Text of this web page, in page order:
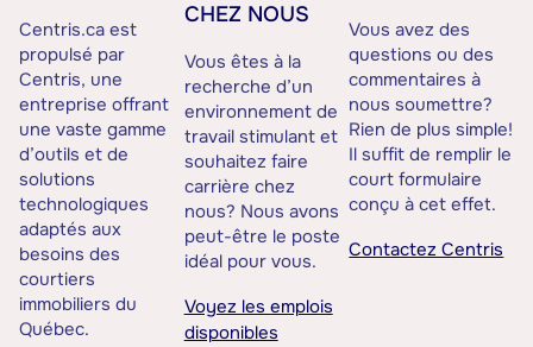
Centris.ca est
propulsé par
Centris, une
entreprise offrant
une vaste gamme
d’outils et de
solutions
technologiques
adaptés aux
besoins des
courtiers
immobiliers du
Québec.
CHEZ NOUS
Vous êtes à la
recherche d’un
environnement de
travail stimulant et
souhaitez faire
carrière chez
nous? Nous avons
peut-être le poste
idéal pour vous.
Voyez les emplois
disponibles
Vous avez des
questions ou des
commentaires à
nous soumettre?
Rien de plus simple!
Il suffit de remplir le
court formulaire
conçu à cet effet.
Contactez Centris